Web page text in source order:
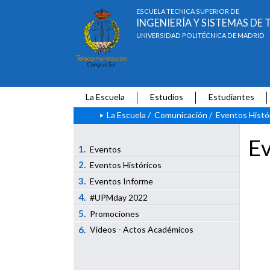
ESCUELA TÉCNICA SUPERIOR DE
INGENIERÍA Y SISTEMAS
UNIVERSIDAD POLITÉCNICA DE MADRID
La Escuela Estudios
Estudiantes
La Escuela / Comunicación / Eventos
1. Eventos
2. Eventos Históricos
3. Eventos Informe
4. #UPMday 2022
5. Promociones
6. Vídeos - Actos Académicos